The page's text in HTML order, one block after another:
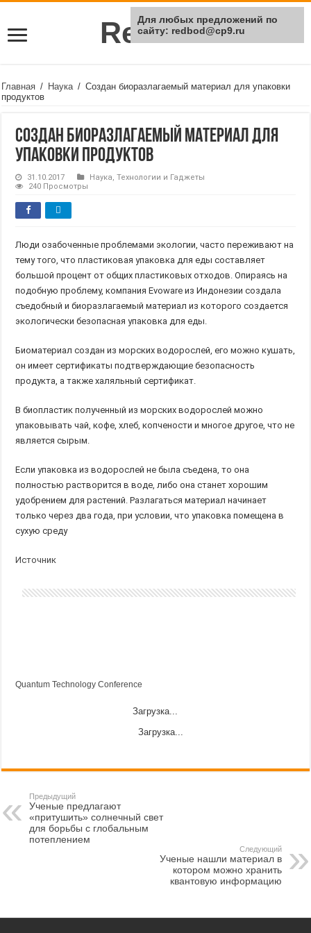
Rei Red
Главная / Наука / Создан биоразлагаемый материал для упаковки
продуктов
Создан биоразлагаемый материал для
упаковки продуктов
31.10.2017 Наука,Технологии и Гаджеты
240 Просмотры
Люди озабоченные проблемами экологии, часто переживают на
тему того, что пластиковая упаковка для еды составляет
большой процент от общих пластиковых отходов. Опираясь на
подобную проблему, компания Evoware из Индонезии создала
съедобный и биоразлагаемый материал из которого создается
экологически безопасная упаковка для еды.
Биоматериал создан из морских водорослей, его можно кушать,
он имеет сертификаты подтверждающие безопасность
продукта, а также халяльный сертификат.
В биопластик полученный из морских водорослей можно
упаковывать чай, кофе, хлеб, копчености и многое другое, что не
является сырым.
Если упаковка из водорослей не была съедена, то она
полностью растворится в воде, либо она станет хорошим
удобрением для растений. Разлагаться материал начинает
только через два года, при условии, что упаковка помещена в
сухую среду
Источник
Quantum Technology Conference
Загрузка...
Загрузка...
Предыдущий
Ученые предлагают
«притушить» солнечный свет
для борьбы с глобальным
потеплением
Следующий
Ученые нашли материал в
котором можно хранить
квантовую информацию
Для любых предложений по
сайту: redbod@cp9.ru